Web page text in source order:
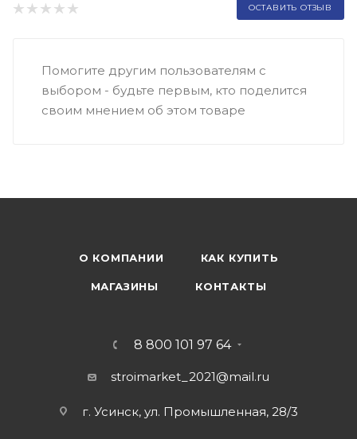
ОСТАВИТЬ ОТЗЫВ
Помогите другим пользователям с
выбором - будьте первым, кто поделится
своим мнением об этом товаре
О КОМПАНИИ КАК КУПИТЬ
МАГАЗИНЫ КОНТАКТЫ
8 800 101 97 64
stroimarket_2021@mail.ru
г. Усинск, ул. Промышленная, 28/3